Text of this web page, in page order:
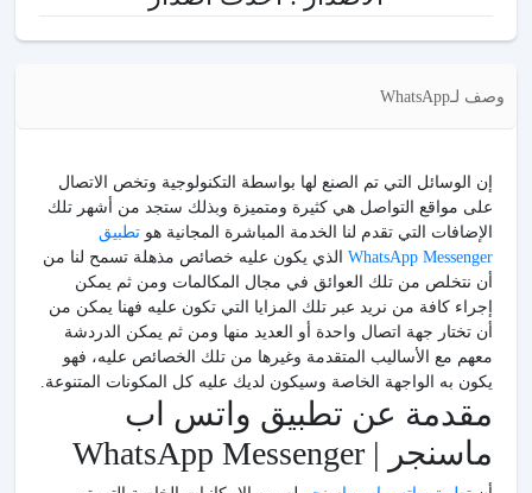
وصف لـWhatsApp
إن الوسائل التي تم الصنع لها بواسطة التكنولوجية وتخص الاتصال
على مواقع التواصل هي كثيرة ومتميزة وبذلك ستجد من أشهر تلك
الإضافات التي تقدم لنا الخدمة المباشرة المجانية هو تطبيق
WhatsApp Messengerالذي يكون عليه خصائص مذهلة تسمح لنا من
أن نتخلص من تلك العوائق في مجال المكالمات ومن ثم يمكن
إجراء كافة من نريد عبر تلك المزايا التي تكون عليه فهنا يمكن من
أن تختار جهة اتصال واحدة أو العديد منها ومن ثم يمكن الدردشة
معهم مع الأساليب المتقدمة وغيرها من تلك الخصائص عليه، فهو
يكون به الواجهة الخاصة وسيكون لديك عليه كل المكونات المتنوعة.
مقدمة عن تطبيق واتس اب
ماسنجر | WhatsApp Messenger